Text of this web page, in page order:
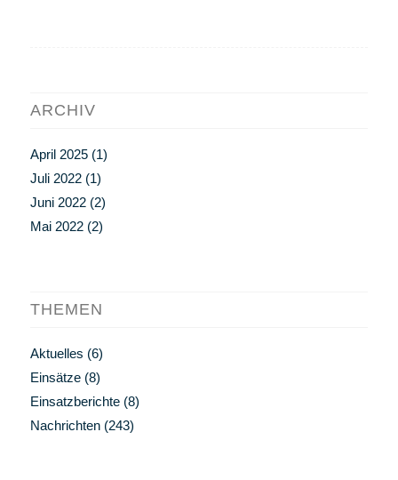
ARCHIV
April 2025(1)
Juli 2022(1)
Juni 2022(2)
Mai 2022(2)
THEMEN
Aktuelles (6)
Einsätze(8)
Einsatzberichte(8)
Nachrichten(243)